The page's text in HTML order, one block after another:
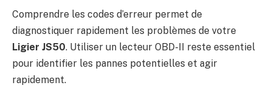
Comprendre les codes d’erreur permet de
diagnostiquer rapidement les problèmes de votre
Ligier JS50. Utiliser un lecteur OBD-II reste essentiel
pour identifier les pannes potentielles et agir
rapidement.